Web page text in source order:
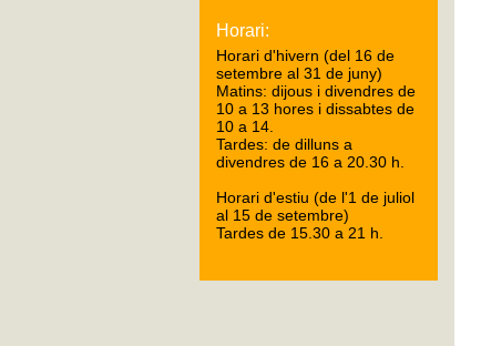
Horari:
Horari d'hivern (del 16 de
setembre al 31 de juny)
Matins: dijous i divendres de
10 a 13 hores i dissabtes de
10 a 14.
Tardes: de dilluns a
divendres de 16 a 20.30 h.
Horari d'estiu (de l'1 de juliol
al 15 de setembre)
Tardes de 15.30 a 21 h.